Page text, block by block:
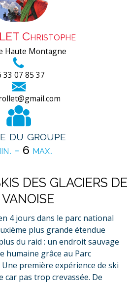
Christophe
Haute Montagne
33 07 85 37
du groupe
- 6 max.
DES GLACIERS DE
4 jours dans le parc national
plus grande étendue
du raid : un endroit sauvage
humaine grâce au Parc
première expérience de ski
pas trop crevassée. De